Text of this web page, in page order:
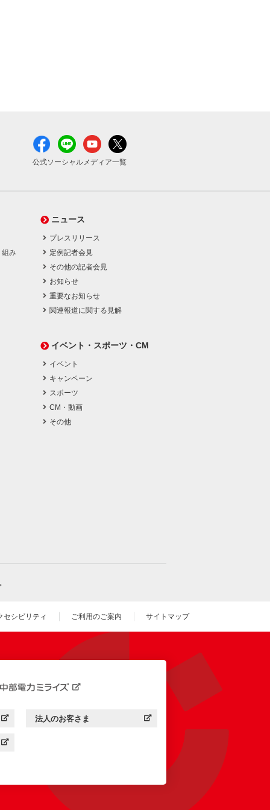
公式ソーシャルメディア一覧
組み
ニュース
プレスリリース
定例記者会見
その他の記者会見
お知らせ
重要なお知らせ
関連報道に関する見解
イベント・スポーツ・CM
イベント
キャンペーン
スポーツ
CM・動画
その他
セシビリティ ご利用のご案内 サイトマップ
中部電力ミライズ：
法人のお客さま
（新しいウィンドウを開きます）